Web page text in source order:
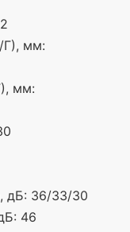
Г), мм:
мм:
дБ: 36/33/30
46